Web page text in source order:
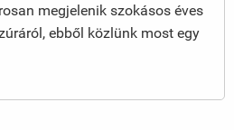
megjelenik szokásos éves
ebből közlünk most egy